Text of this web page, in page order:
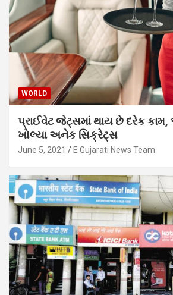
WORLD
પ્રાઈવેટ જેટ્સમાં થાય છે દરેક
ખોલ્યા અનેક સિક્રેટ્સ
June 5, 2021 E Gujarati News Team